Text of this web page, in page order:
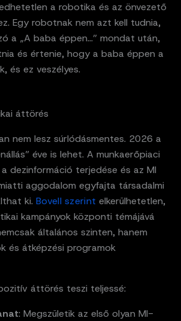
a robotika és az önvezető
Egy robotnak nem azt kell tudnia,
a „A baba éppen…” mondat után,
és értenie, hogy a baba éppen a
és ez veszélyes.
áttörés
nem lesz súrlódásmentes. 2026 a
éve is lehet. A munkaerőpiaci
dezinformáció terjedése és az MI
aggodalom egyfajta társadalmi
ki. Bovell szerint elkerülhetetlen,
kampányok központi témájává
általános szinten, hanem
és átképzési programok
áttörés teszi teljessé:
: Megszületik az első olyan MI-